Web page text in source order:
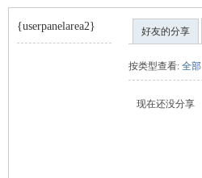
{userpanelarea2} 好友的分享
按类型查看: 全部
现在还没分享